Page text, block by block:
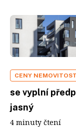
CENY
se vyplní
jasný
4 minuty čtení